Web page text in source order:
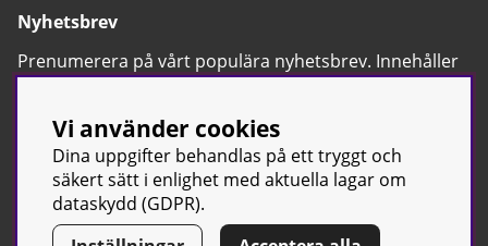
Nyhetsbrev
Prenumerera på vårt populära nyhetsbrev. Innehåller
tips, nyheter och våra allra bästa erbjudanden.
Vi använder cookies
Dina uppgifter behandlas på ett tryggt och
säkert sätt i enlighet med aktuella lagar om
dataskydd (GDPR).